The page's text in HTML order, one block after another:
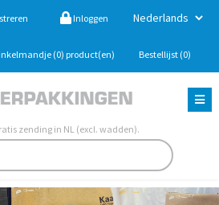
Inloggen
(0) product(en) Bestellijst (0)
zending in NL (excl. wadden).